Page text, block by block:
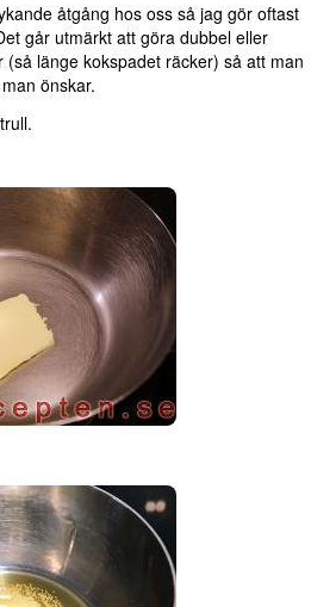
åtgång hos oss så jag gör oftast
går utmärkt att göra dubbel eller
länge kokspadet räcker) så att man
önskar.